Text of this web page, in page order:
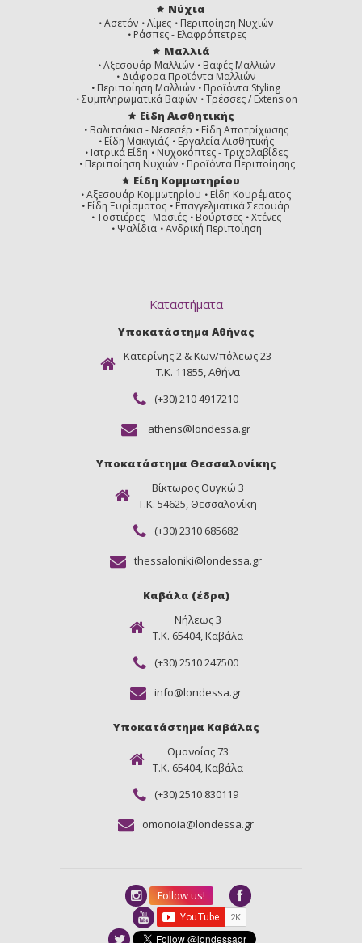
Νύχια
Ασετόν Λίμες
Περιποίηση Νυχιών
Ράσπες - Ελαφρόπετρες
Μαλλιά
Αξεσουάρ Μαλλιών
Βαφές Μαλλιών
Διάφορα Προϊόντα Μαλλιών
Περιποίηση Μαλλιών
Προϊόντα Styling
Συμπληρωματικά Βαφών
Τρέσσες / Extension
Είδη Αισθητικής
Βαλιτσάκια - Νεσεσέρ
Είδη Αποτρίχωσης
Είδη Μακιγιάζ
Εργαλεία Αισθητικής
Ιατρικά Είδη
Νυχοκόπτες - Τριχολαβίδες
Περιποίηση Νυχιών
Προϊόντα Περιποίησης
Είδη Κομμωτηρίου
Αξεσουάρ Κομμωτηρίου
Είδη Κουρέματος
Είδη Ξυρίσματος
Επαγγελματικά Σεσουάρ
Τοστιέρες - Μασιές
Βούρτσες
Χτένες
Ψαλίδια
Ανδρική Περιποίηση
Καταστήματα
Υποκατάστημα Αθήνας
Κατερίνης 2 & Κων/πόλεως 23
Τ.Κ. 11855, Αθήνα
(+30) 210 4917210
athens@londessa.gr
Υποκατάστημα Θεσσαλονίκης
Βίκτωρος Ουγκώ 3
Τ.Κ. 54625, Θεσσαλονίκη
(+30) 2310 685682
thessaloniki@londessa.gr
Καβάλα (έδρα)
Νήλεως 3
Τ.Κ. 65404, Καβάλα
(+30) 2510 247500
info@londessa.gr
Υποκατάστημα Καβάλας
Ομονοίας 73
Τ.Κ. 65404, Καβάλα
(+30) 2510 830119
omonoia@londessa.gr
Follow us!